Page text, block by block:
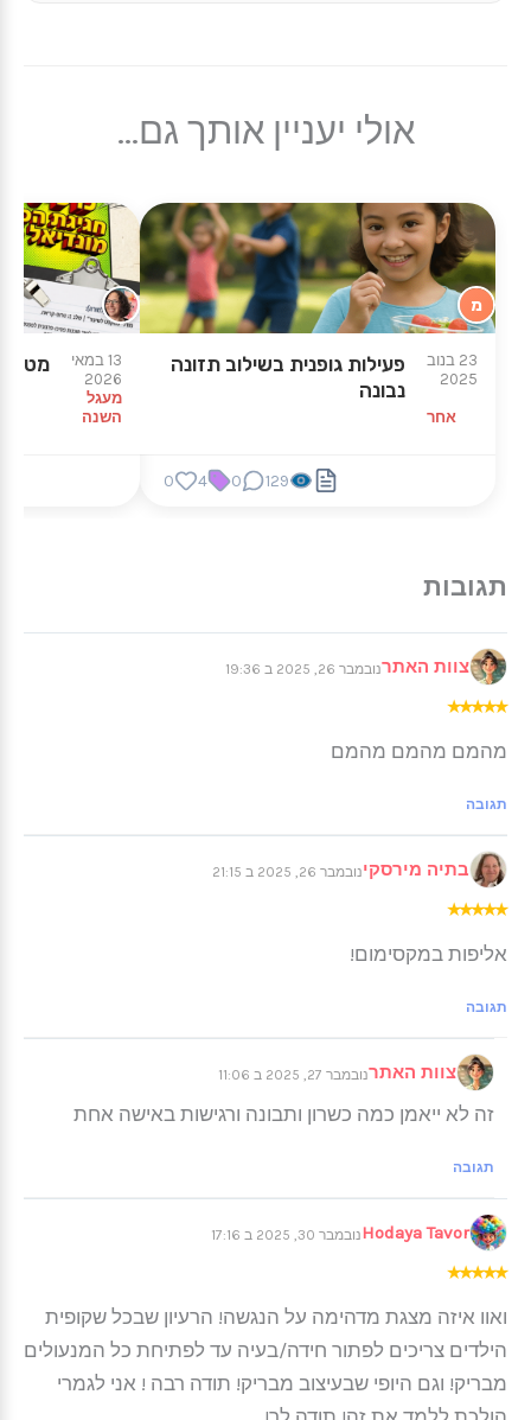
אולי יעניין אותך גם...
מ
23 בנוב
2025
אחר
פעילות גופנית בשילוב תזונה
נבונה
129
0
4
0
13 במאי
2026
מעגל
השנה
צוות האתרנובמבר 26, 2025 ב 19:36
★
★
★
★
★
מהמם מהמם מהמם
תגובה
בתיה מירסקינובמבר 26, 2025 ב 21:15
★
★
★
★
★
אליפות במקסימום!
תגובה
צוות האתרנובמבר 27, 2025 ב 11:06
זה לא ייאמן כמה כשרון ותבונה ורגישות באישה אחת
תגובה
Hodaya Tavorנובמבר 30, 2025 ב 17:16
★
★
★
★
★
ואוו איזה מצגת מדהימה על הנגשה! הרעיון שבכל שקופית
הילדים צריכים לפתור חידה/בעיה עד לפתיחת כל המנעולים
מבריק! וגם היופי שבעיצוב מבריק! תודה רבה ! אני לגמרי